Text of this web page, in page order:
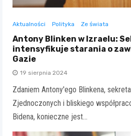
Aktualności Polityka Ze świata
Antony Blinken w Izraelu:
intensyfikuje starania o
Gazie
19 sierpnia 2024
Zdaniem Antony'ego Blinkena,
Zjednoczonych i bliskiego
Bidena, konieczne jest…